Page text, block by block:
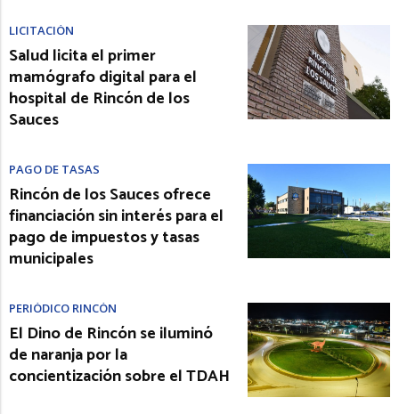
LICITACIÓN
Salud licita el primer
mamógrafo digital para el
hospital de Rincón de los
Sauces
PAGO DE TASAS
Rincón de los Sauces ofrece
financiación sin interés para el
pago de impuestos y tasas
municipales
PERIÓDICO RINCÓN
El Dino de Rincón se iluminó
de naranja por la
concientización sobre el TDAH